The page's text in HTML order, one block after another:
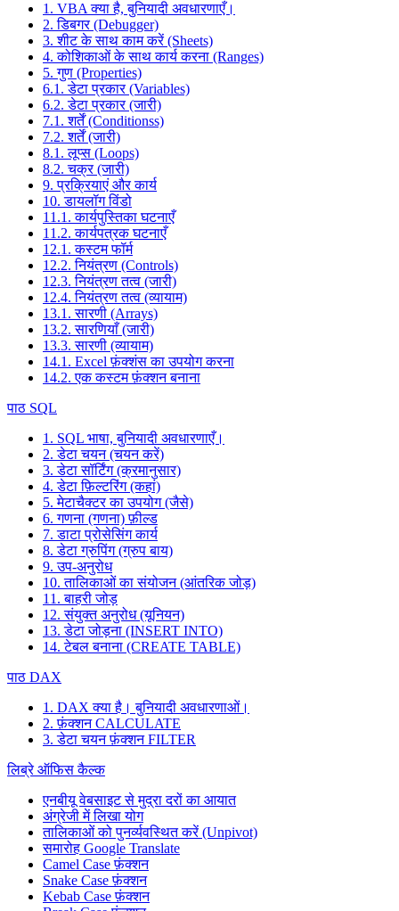
1. VBA क्या है, बुनियादी अवधारणाएँ।
2. डिबगर (Debugger)
3. शीट के साथ काम करें (Sheets)
4. कोशिकाओं के साथ कार्य करना (Ranges)
5. गुण (Properties)
6.1. डेटा प्रकार (Variables)
6.2. डेटा प्रकार (जारी)
7.1. शर्तें (Conditionss)
7.2. शर्तें (जारी)
8.1. लूप्स (Loops)
8.2. चक्र (जारी)
9. प्रक्रियाएं और कार्य
10. डायलॉग विंडो
11.1. कार्यपुस्तिका घटनाएँ
11.2. कार्यपत्रक घटनाएँ
12.1. कस्टम फॉर्म
12.2. नियंत्रण (Controls)
12.3. नियंत्रण तत्व (जारी)
12.4. नियंत्रण तत्व (व्यायाम)
13.1. सारणी (Arrays)
13.2. सारणियाँ (जारी)
13.3. सारणी (व्यायाम)
14.1. Excel फ़ंक्शंस का उपयोग करना
14.2. एक कस्टम फ़ंक्शन बनाना
पाठ SQL
1. SQL भाषा, बुनियादी अवधारणाएँ।
2. डेटा चयन (चयन करें)
3. डेटा सॉर्टिंग (क्रमानुसार)
4. डेटा फ़िल्टरिंग (कहां)
5. मेटाचैक्टर का उपयोग (जैसे)
6. गणना (गणना) फ़ील्ड
7. डाटा प्रोसेसिंग कार्य
8. डेटा ग्रुपिंग (ग्रुप बाय)
9. उप-अनुरोध
10. तालिकाओं का संयोजन (आंतरिक जोड़)
11. बाहरी जोड़
12. संयुक्त अनुरोध (यूनियन)
13. डेटा जोड़ना (INSERT INTO)
14. टेबल बनाना (CREATE TABLE)
पाठ DAX
1. DAX क्या है। बुनियादी अवधारणाओं।
2. फ़ंक्शन CALCULATE
3. डेटा चयन फ़ंक्शन FILTER
लिब्रे ऑफिस कैल्क
एनबीयू वेबसाइट से मुद्रा दरों का आयात
अंग्रेजी में लिखा योग
तालिकाओं को पुनर्व्यवस्थित करें (Unpivot)
समारोह Google Translate
Camel Case फ़ंक्शन
Snake Case फ़ंक्शन
Kebab Case फ़ंक्शन